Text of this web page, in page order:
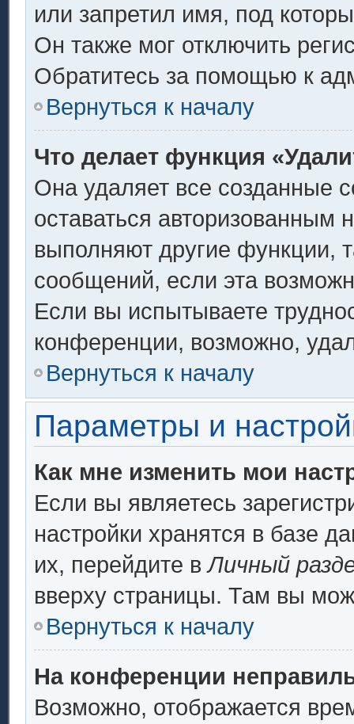
или запретил имя, под
Он также мог отключить
Обратитесь за помощью к
Вернуться к началу
Что делает функция
Она удаляет все созданные
оставаться авторизованным
выполняют другие функции,
сообщений, если эта
Если вы испытываете
конференции, возможно,
Вернуться к началу
Параметры и
Как мне изменить мои
Если вы являетесь
настройки хранятся в базе
их, перейдите вЛичный
вверху страницы. Там вы
Вернуться к началу
На конференции
Возможно, отображается